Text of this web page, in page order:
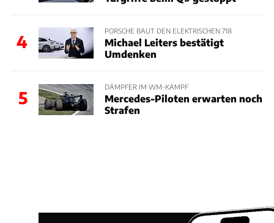
4
PORSCHE BAUT DEN ELEKTRISCHEN 718
Michael Leiters bestätigt
Umdenken
5
DÄMPFER IM WM-KAMPF
Mercedes-Piloten erwarten noch
Strafen